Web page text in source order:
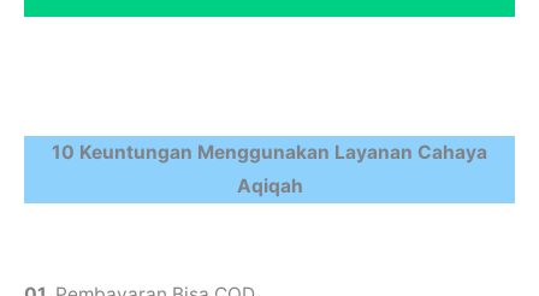
10 Keuntungan Menggunakan Layanan Cahaya
Aqiqah